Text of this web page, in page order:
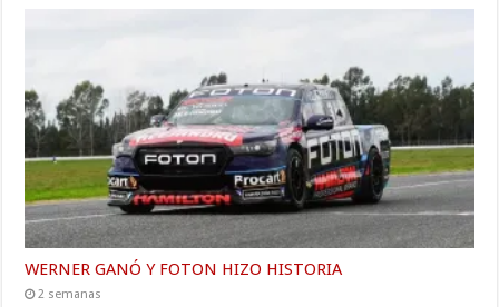
WERNER GANÓ Y FOTON HIZO HISTORIA
2 semanas